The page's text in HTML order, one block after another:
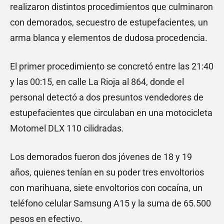
realizaron distintos procedimientos que culminaron
con demorados, secuestro de estupefacientes, un
arma blanca y elementos de dudosa procedencia.
El primer procedimiento se concretó entre las 21:40
y las 00:15, en calle La Rioja al 864, donde el
personal detectó a dos presuntos vendedores de
estupefacientes que circulaban en una motocicleta
Motomel DLX 110 cilidradas.
Los demorados fueron dos jóvenes de 18 y 19
años, quienes tenían en su poder tres envoltorios
con marihuana, siete envoltorios con cocaína, un
teléfono celular Samsung A15 y la suma de 65.500
pesos en efectivo.